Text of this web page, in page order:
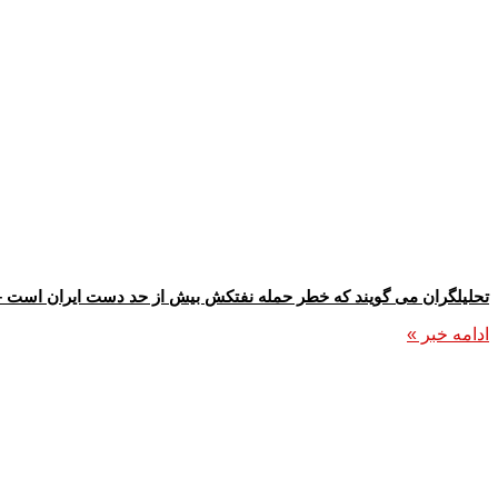
تحلیلگران می گویند که خطر حمله نفتکش بیش از حد دست ایران است –
ادامه خبر »